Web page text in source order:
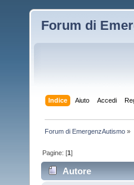
Forum di
Indice Aiuto Accedi
Forum di EmergenzAutismo »
Pagine: [1]
Autore